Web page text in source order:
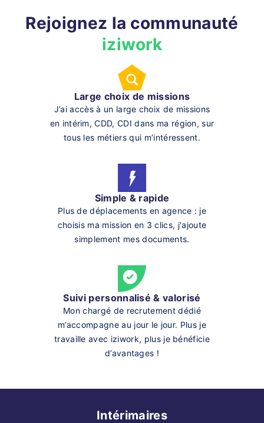
Rejoignez la communauté
iziwork
Large choix de missions
J’ai accès à un large choix de missions
en intérim, CDD, CDI dans ma région, sur
tous les métiers qui m’intéressent.
Simple & rapide
Plus de déplacements en agence : je
choisis ma mission en 3 clics, j'ajoute
simplement mes documents.
Suivi personnalisé & valorisé
Mon chargé de recrutement dédié
m’accompagne au jour le jour. Plus je
travaille avec iziwork, plus je bénéficie
d’avantages !
Intérimaires